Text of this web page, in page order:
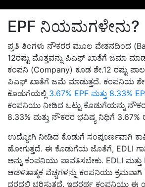
EPF ನಿಯಮಗಳೇನು?
ಪ್ರತಿ ತಿಂಗಳು ನೌಕರರ ಮೂಲ ವೇತನದಿಂದ
12ರಷ್ಟು ಮೊತ್ತವನ್ನು ಪಿಎಫ್ ಖಾತೆಗೆ ಜಮಾ
ಕಂಪನಿ (Company) ಕೂಡ ಶೇ.12 ರಷ್ಟು
ಪಿಎಫ್ ಖಾತೆಗೆ ಜಮೆ ಮಾಡುತ್ತದೆ. ಕಂಪನಿಯ ಶೇ.
ಕೊಡುಗೆಯಲ್ಲಿ 3.67% EPF ಮತ್ತು 8.33%
ಕಂಪನಿಯು ನೀಡಿದ ಒಟ್ಟು ಕೊಡುಗೆಯನ್ನು
8.33% ಮತ್ತು ನೌಕರರ ಭವಿಷ್ಯ ನಿಧಿಗೆ 3.67%
ಉದ್ಯೋಗಿ ನೀಡಿದ ಕೊಡುಗೆ ಸಂಪೂರ್ಣವಾಗಿ
ಹೋಗುತ್ತದೆ. ಈ ಕೊಡುಗೆಯ ಜೊತೆಗೆ, EDLI
ಅನ್ನು ಕಂಪನಿಯು ಪಾವತಿಸಬೇಕು. EDLI ಮತ್ತು
ಆಡಳಿತಾತ್ಮಕ ವೆಚ್ಚಗಳನ್ನು ಕಂಪನಿಯು ಕ್ರಮವಾಗಿ
ದರದಲ್ಲಿ ಭರಿಸುತ್ತದೆ. ಇದರರ್ಥ ಕಂಪನಿಯು ಈ